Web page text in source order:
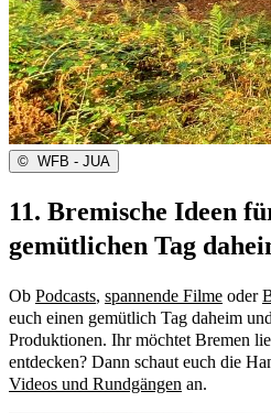
© WFB - JUA
11. Bremische Ideen
gemütlichen Tag
Ob Podcasts, spannende Filme oder
euch einen gemütlich Tag daheim
Produktionen. Ihr möchtet Bremen
entdecken? Dann schaut euch die
Videos und Rundgängen an.